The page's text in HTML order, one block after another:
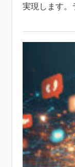
実現します